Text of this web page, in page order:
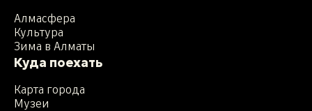
Алмасфера
Культура
Зима в Алматы
Куда поехать
Карта города
Музеи